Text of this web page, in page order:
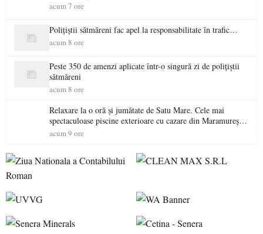
acum 7 ore
Polițiștii sătmăreni fac apel la responsabilitate în trafic…
acum 8 ore
Peste 350 de amenzi aplicate într-o singură zi de polițiștii
sătmăreni
acum 8 ore
Relaxare la o oră și jumătate de Satu Mare. Cele mai
spectaculoase piscine exterioare cu cazare din Maramureș,
ideale pentru o escapadă de vară
acum 9 ore